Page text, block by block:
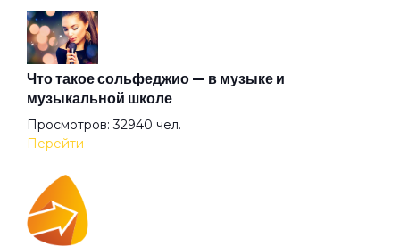
Живая вода
Заноза
Звёздные мальчики
Зверь
Что такое сольфеджио — в музыке и
музыкальной школе
Просмотров: 32940 чел.
Перейти